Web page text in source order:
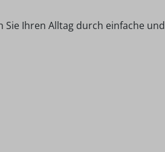
Ihren Alltag durch einfache und